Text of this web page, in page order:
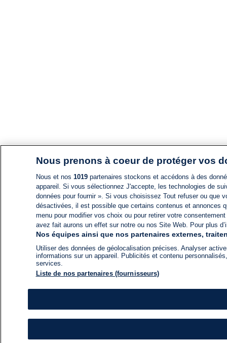
Nous prenons à coeur de protéger vos
Nous et nos 1019partenaires stockons et accédons à des
appareil. Si vous sélectionnez J'accepte, les technologies de
données pour fournir ». Si vous choisissez Tout refuser ou
désactivées, il est possible que certains contenus et annonces
menu pour modifier vos choix ou pour retirer votre
avez fait aurons un effet sur notre ou nos Site Web. Pour plus
Nos équipes ainsi que nos partenaires externes,
Utiliser des données de géolocalisation précises. Analyser
informations sur un appareil. Publicités et contenu
services.
Liste de nos partenaires (fournisseurs)